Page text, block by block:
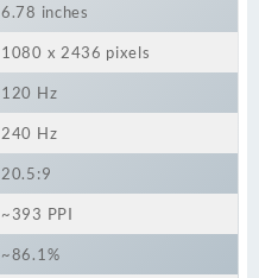
6.78 inches
1080 x 2436 pixels
120 Hz
240 Hz
20.5:9
~393 PPI
~86.1%